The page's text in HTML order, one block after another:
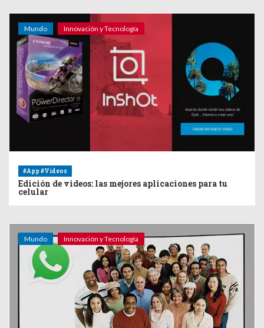
Mundo Innovación y Tecnología
#App #Videos
Edición de videos: las mejores aplicaciones para tu
celular
Mundo Innovación y Tecnología